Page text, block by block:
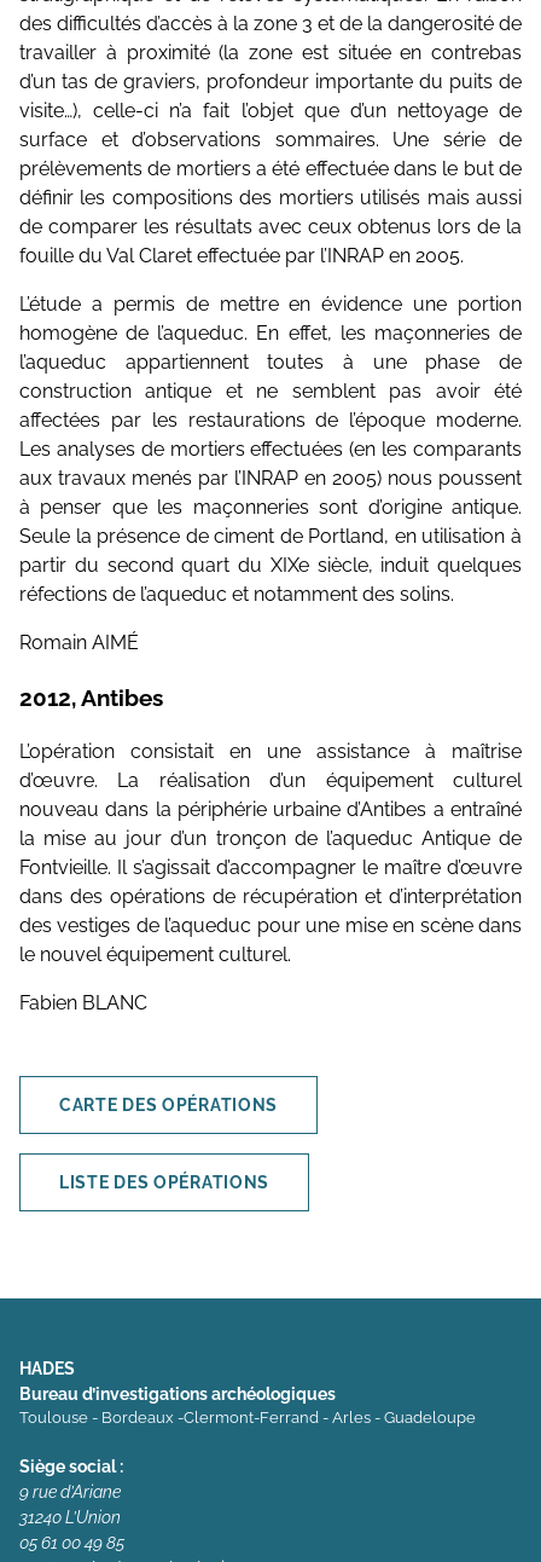
des difficultés d’accès à la zone 3 et de la dangerosité de
travailler à proximité (la zone est située en contrebas
d’un tas de graviers, profondeur importante du puits de
visite…), celle-ci n’a fait l’objet que d’un nettoyage de
surface et d’observations sommaires. Une série de
prélèvements de mortiers a été effectuée dans le but de
définir les compositions des mortiers utilisés mais aussi
de comparer les résultats avec ceux obtenus lors de la
fouille du Val Claret effectuée par l’INRAP en 2005.
L’étude a permis de mettre en évidence une portion
homogène de l’aqueduc. En effet, les maçonneries de
l’aqueduc appartiennent toutes à une phase de
construction antique et ne semblent pas avoir été
affectées par les restaurations de l’époque moderne.
Les analyses de mortiers effectuées (en les comparants
aux travaux menés par l’INRAP en 2005) nous poussent
à penser que les maçonneries sont d’origine antique.
Seule la présence de ciment de Portland, en utilisation à
partir du second quart du XIXe siècle, induit quelques
réfections de l’aqueduc et notamment des solins.
Romain AIMÉ
2012, Antibes
L’opération consistait en une assistance à maîtrise
d’œuvre. La réalisation d’un équipement culturel
nouveau dans la périphérie urbaine d’Antibes a entraîné
la mise au jour d’un tronçon de l’aqueduc Antique de
Fontvieille. Il s’agissait d’accompagner le maître d’œuvre
dans des opérations de récupération et d’interprétation
des vestiges de l’aqueduc pour une mise en scène dans
le nouvel équipement culturel.
Fabien BLANC
CARTE DES OPÉRATIONS
LISTE DES OPÉRATIONS
HADES
Bureau d’investigations archéologiques
Toulouse - Bordeaux -Clermont-Ferrand - Arles - Guadeloupe
Siège social :
9 rue d’Ariane
31240 L’Union
05 61 00 49 85